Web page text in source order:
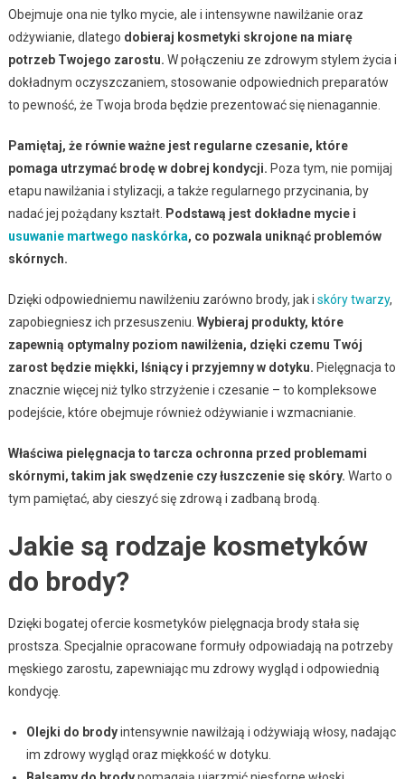
Obejmuje ona nie tylko mycie, ale i intensywne nawilżanie oraz
odżywianie, dlatego dobieraj kosmetyki skrojone na miarę
potrzeb Twojego zarostu. W połączeniu ze zdrowym stylem życia i
dokładnym oczyszczaniem, stosowanie odpowiednich preparatów
to pewność, że Twoja broda będzie prezentować się nienagannie.
Pamiętaj, że równie ważne jest regularne czesanie, które
pomaga utrzymać brodę w dobrej kondycji. Poza tym, nie pomijaj
etapu nawilżania i stylizacji, a także regularnego przycinania, by
nadać jej pożądany kształt. Podstawą jest dokładne mycie i
usuwanie martwego naskórka, co pozwala uniknąć problemów
skórnych.
Dzięki odpowiedniemu nawilżeniu zarówno brody, jak i skóry twarzy,
zapobiegniesz ich przesuszeniu. Wybieraj produkty, które
zapewnią optymalny poziom nawilżenia, dzięki czemu Twój
zarost będzie miękki, lśniący i przyjemny w dotyku. Pielęgnacja to
znacznie więcej niż tylko strzyżenie i czesanie – to kompleksowe
podejście, które obejmuje również odżywianie i wzmacnianie.
Właściwa pielęgnacja to tarcza ochronna przed problemami
skórnymi, takim jak swędzenie czy łuszczenie się skóry. Warto o
tym pamiętać, aby cieszyć się zdrową i zadbaną brodą.
Jakie są rodzaje kosmetyków
do brody?
Dzięki bogatej ofercie kosmetyków pielęgnacja brody stała się
prostsza. Specjalnie opracowane formuły odpowiadają na potrzeby
męskiego zarostu, zapewniając mu zdrowy wygląd i odpowiednią
kondycję.
Olejki do brodyintensywnie nawilżają i odżywiają włosy, nadając
im zdrowy wygląd oraz miękkość w dotyku.